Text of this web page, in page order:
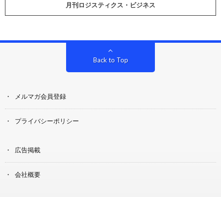
月刊ロジスティクス・ビジネス
Back to Top
メルマガ会員登録
プライバシーポリシー
広告掲載
会社概要